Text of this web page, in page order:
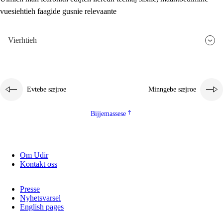
2.5.3 Monnehke evtiedimmie
vuesiehtieh faagide gusnie relevaante
Vierhtieh
Evtebe sæjroe Minngebe sæjroe
Bijjemassese
Om Udir
Kontakt oss
Presse
Nyhetsvarsel
English pages